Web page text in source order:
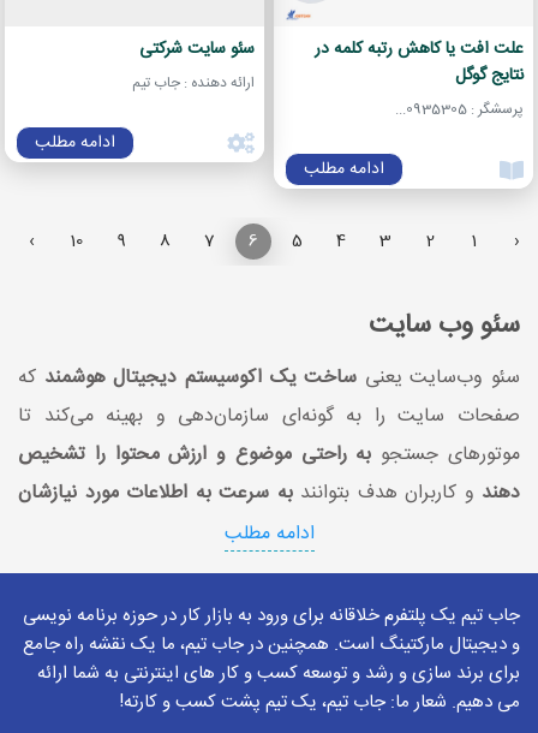
علت افت یا کاهش رتبه کلمه در
نتایج گوگل
پرسشگر : 0935305...
ادامه مطلب
سئو سایت شرکتی
ارائه دهنده : جاب تیم
ادامه مطلب
‹
1
2
3
4
5
6
7
8
9
10
›
سئو وب ‌سایت
سئو وب‌سایت یعنی ساخت یک اکوسیستم دیجیتال هوشمند که
صفحات سایت را به گونه‌ای سازمان‌دهی و بهینه می‌کند تا
موتورهای جستجو به راحتی موضوع و ارزش محتوا را تشخیص
دهند و کاربران هدف بتوانندبه سرعت به اطلاعات مورد نیازشان
. این فرایند ترکیبی است از
ساختار محتوا، تجربه کاربری و اعتبار آنلاینکه باعث رشد طبیعی
و مستمر بازدید سایت می‌شود.
ادامه مطلب
جاب تیم یک پلتفرم خلاقانه برای ورود به بازار کار در حوزه برنامه نویسی
و دیجیتال مارکتینگ است. همچنین در جاب تیم، ما یک نقشه راه جامع
برای برند سازی و رشد و توسعه کسب و کار های اینترنتی به شما ارائه
می دهیم. شعار ما: جاب تیم، یک تیم پشت کسب و کارته!